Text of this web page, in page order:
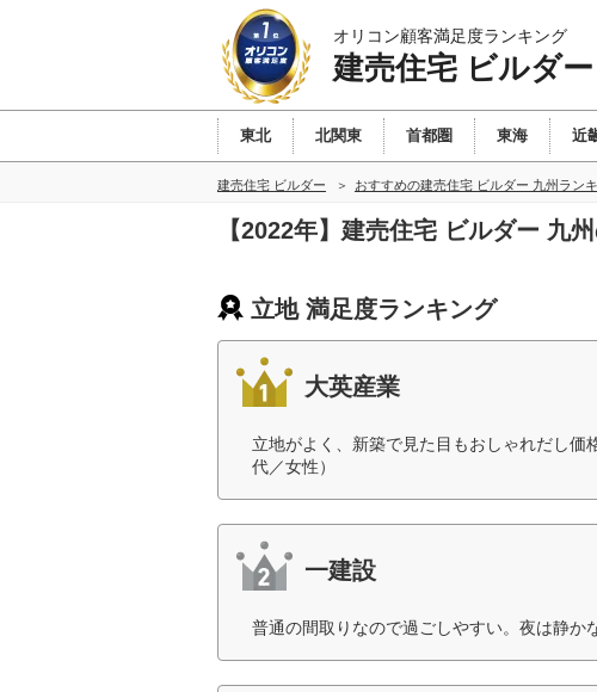
オリコン顧客満足度ランキング
建売住宅 ビルダー
東北 北関東 首都圏 東海 近
建売住宅 ビルダー おすすめの建売住宅 ビルダー 九州ラン
【2022年】建売住宅 ビルダー 九
立地 満足度ランキング
大英産業
立地がよく、新築で見た目もおしゃれだし
代／女性）
一建設
普通の間取りなので過ごしやすい。夜は静か